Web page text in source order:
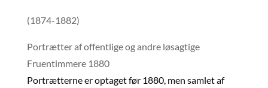
(1874-1882)
Portrætter af offentlige og andre løsagtige
Fruentimmere 1880
Portrætterne er optaget før 1880, men samlet af